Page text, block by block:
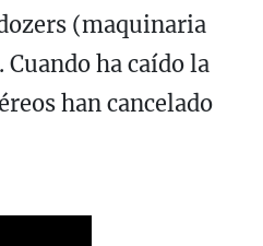
(maquinaria
Cuando ha caído la
han cancelado